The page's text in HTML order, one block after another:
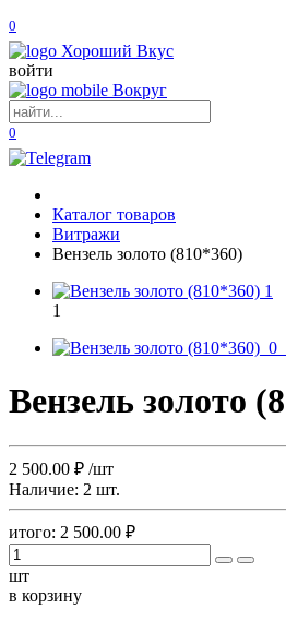
0
войти
0
Каталог товаров
Витражи
Вензель золото (810*360)
1
Вензель золото
2 500.00 ₽ /шт
Наличие: 2 шт.
итого: 2 500.00 ₽
шт
в корзину